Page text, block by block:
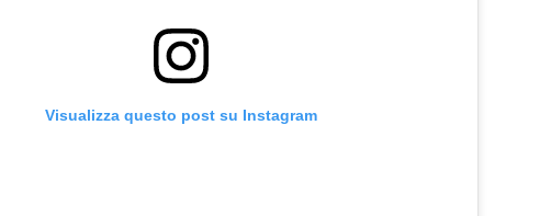
Visualizza questo post su Instagram